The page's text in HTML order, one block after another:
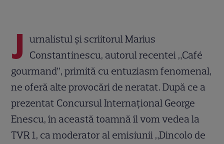
J
urnalistul și scriitorul Marius
Constantinescu, autorul recentei „Café
gourmand”, primită cu entuziasm fenomenal,
ne oferă alte provocări de neratat. După ce a
prezentat Concursul Internațional George
Enescu, în această toamnă îl vom vedea la
TVR 1, ca moderator al emisiunii „Dincolo de